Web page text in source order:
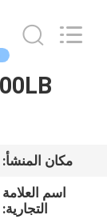
المنزل
حولنا
مكان المنشأ:
اسم العلامة
التجارية: